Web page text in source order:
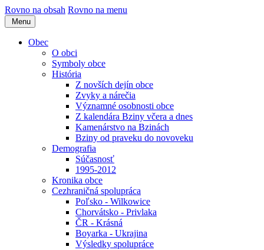
Rovno na obsah Rovno na menu
Menu
Obec
O obci
Symboly obce
História
Z novších dejín obce
Zvyky a nárečia
Významné osobnosti obce
Z kalendára Bziny včera a dnes
Kamenárstvo na Bzinách
Bziny od praveku do novoveku
Demografia
Súčasnosť
1995-2012
Kronika obce
Cezhraničná spolupráca
Poľsko - Wilkowice
Chorvátsko - Privlaka
ČR - Krásná
Boyarka - Ukrajina
Výsledky spolupráce